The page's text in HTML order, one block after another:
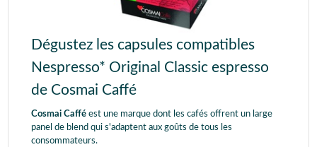
Dégustez les capsules compatibles
Nespresso* Original Classic espresso
de Cosmai Caffé
Cosmai Caffé est une marque dont les cafés offrent un large
panel de blend qui s'adaptent aux goûts de tous les
consommateurs.